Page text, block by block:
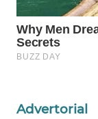
Advertorial
CO ID
WAHANANEWS
NET
SPORT